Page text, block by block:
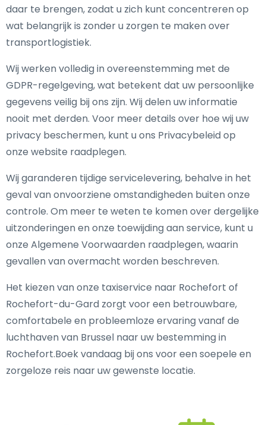
daar te brengen, zodat u zich kunt concentreren op
wat belangrijk is zonder u zorgen te maken over
transportlogistiek.
Wij werken volledig in overeenstemming met de
GDPR-regelgeving, wat betekent dat uw persoonlijke
gegevens veilig bij ons zijn. Wij delen uw informatie
nooit met derden. Voor meer details over hoe wij uw
privacy beschermen, kunt u ons Privacybeleid op
onze website raadplegen.
Wij garanderen tijdige servicelevering, behalve in het
geval van onvoorziene omstandigheden buiten onze
controle. Om meer te weten te komen over dergelijke
uitzonderingen en onze toewijding aan service, kunt u
onze Algemene Voorwaarden raadplegen, waarin
gevallen van overmacht worden beschreven.
Het kiezen van onze taxiservice naar Rochefort of
Rochefort-du-Gard zorgt voor een betrouwbare,
comfortabele en probleemloze ervaring vanaf de
luchthaven van Brussel naar uw bestemming in
Rochefort.Boek vandaag bij ons voor een soepele en
zorgeloze reis naar uw gewenste locatie.